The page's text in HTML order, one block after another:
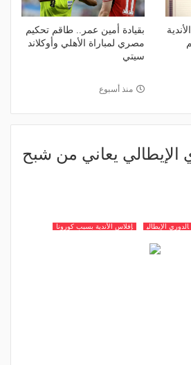
بقيادة أمين عمر.. طاقم تحكيم
مصري لمباراة الأهلي وأوكلاند
سيتي
منذ أسبوع
الإيطالي يعاني من شبح
الدوري الإيطالي إفلاس الأندية بسبب كورونا